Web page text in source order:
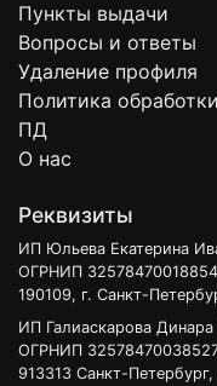
Пункты выдачи
Вопросы и ответы
Удаление профиля
Политика обработки
ПД
О нас
Реквизиты
ИП Юльева Екатерина
ОГРНИП
190109, г. Санкт-
ИП Галиаскарова
ОГРНИП
913313 Санкт-